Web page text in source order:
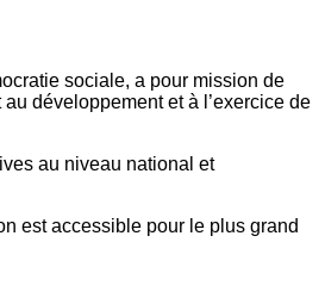
sociale, a pour mission de
développement et à l’exercice de
au niveau national et
est accessible pour le plus grand